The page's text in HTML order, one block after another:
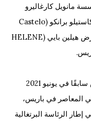
مانويل كارغاليرو
(Fundação Manuel Cargaleiro) في كاستيلو برانكو (Castelo
Branco) لمدة عامين، عبر إعارة من معرض هيلين بايي (HELENE
يجدر بالذكر أن هذا الإناء الضخم قد عُرض سابقًا في يونيو 2021
المعاصر في باريس،
الرئاسة البرتغالية